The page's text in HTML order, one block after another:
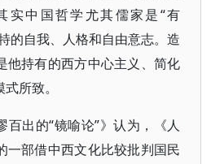
实中国哲学尤其儒家是“有
的自我、人格和自由意志。造
他持有的西方中心主义、简化
所致。
百出的“镜喻论”》认为，《人
一部借中西文化比较批判国民